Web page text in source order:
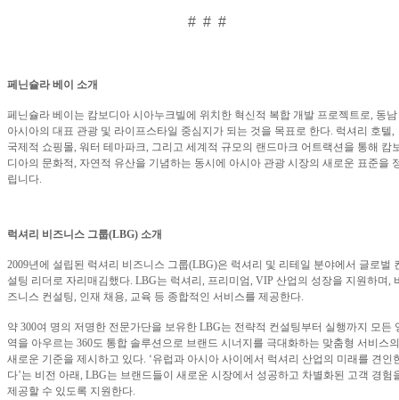
# # #
페닌슐라 베이 소개
페닌슐라 베이는 캄보디아 시아누크빌에 위치한 혁신적 복합 개발 프로젝트로, 동남
아시아의 대표 관광 및 라이프스타일 중심지가 되는 것을 목표로 한다. 럭셔리 호텔,
국제적 쇼핑몰, 워터 테마파크, 그리고 세계적 규모의 랜드마크 어트랙션을 통해 캄
디아의 문화적, 자연적 유산을 기념하는 동시에 아시아 관광 시장의 새로운 표준을
립니다.
럭셔리 비즈니스 그룹(LBG) 소개
2009년에 설립된 럭셔리 비즈니스 그룹(LBG)은 럭셔리 및 리테일 분야에서 글로벌
설팅 리더로 자리매김했다. LBG는 럭셔리, 프리미엄, VIP 산업의 성장을 지원하며,
즈니스 컨설팅, 인재 채용, 교육 등 종합적인 서비스를 제공한다.
약 300여 명의 저명한 전문가단을 보유한 LBG는 전략적 컨설팅부터 실행까지 모든
역을 아우르는 360도 통합 솔루션으로 브랜드 시너지를 극대화하는 맞춤형 서비스의
새로운 기준을 제시하고 있다. ‘유럽과 아시아 사이에서 럭셔리 산업의 미래를 견인
다’는 비전 아래, LBG는 브랜드들이 새로운 시장에서 성공하고 차별화된 고객 경험
제공할 수 있도록 지원한다.